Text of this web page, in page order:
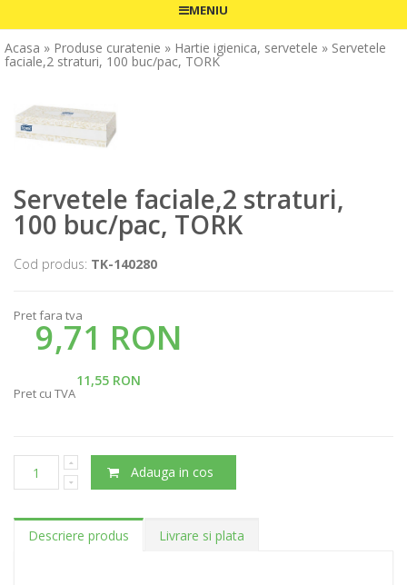
MENIU
Acasa » Produse curatenie » Hartie igienica, servetele » Servetele
faciale,2 straturi, 100 buc/pac, TORK
Servetele faciale,2 straturi,
100 buc/pac, TORK
Cod produs: TK-140280
Pret fara tva
9,71 RON
11,55 RON
Pret cu TVA
Adauga in cos
Descriere produs Livrare si plata